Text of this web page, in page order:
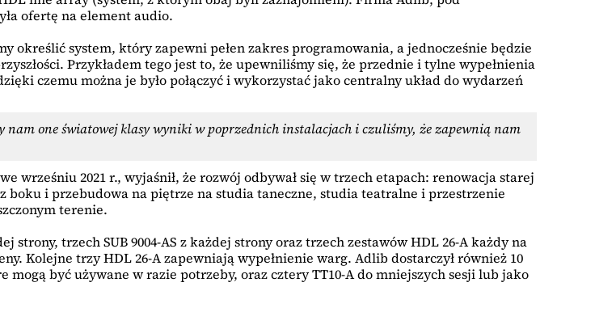
ofertę na element audio.
system, który zapewni pełen zakres programowania, a jednocześnie będzie
Przykładem tego jest to, że upewniliśmy się, że przednie i tylne wypełnienia
czemu można je było połączyć i wykorzystać jako centralny układ do wydarzeń
nam one światowej klasy wyniki w poprzednich instalacjach i czuliśmy, że zapewnią nam
wrześniu 2021 r., wyjaśnił, że rozwój odbywał się w trzech etapach: renowacja starej
i przebudowa na piętrze na studia taneczne, studia teatralne i przestrzenie
terenie.
strony, trzech SUB 9004-AS z każdej strony oraz trzech zestawów HDL 26-A każdy na
Kolejne trzy HDL 26-A zapewniają wypełnienie warg. Adlib dostarczył również 10
mogą być używane w razie potrzeby, oraz cztery TT10-A do mniejszych sesji lub jako